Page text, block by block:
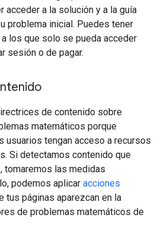
acceder a la solución y a la guía
problema inicial. Puedes tener
los que solo se pueda acceder
sesión o de pagar.
de contenido sobre
matemáticos porque
usuarios tengan acceso a recursos
Si detectamos contenido que
tomaremos las medidas
podemos aplicar acciones
tus páginas aparezcan en la
de problemas matemáticos de